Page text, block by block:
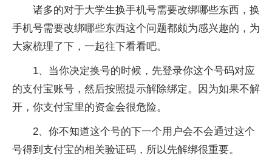
诸多的对于大学生换手机号需要改绑哪些东西，换
手机号需要改绑哪些东西这个问题都颇为感兴趣的，为
大家梳理了下，一起往下看看吧。
1、当你决定换号的时候，先登录你这个号码对应
的支付宝账号，然后按照提示解除绑定。因为如果不解
开，你支付宝里的资金会很危险。
2、你不知道这个号的下一个用户会不会通过这个
号得到支付宝的相关验证码，所以先解绑很重要。